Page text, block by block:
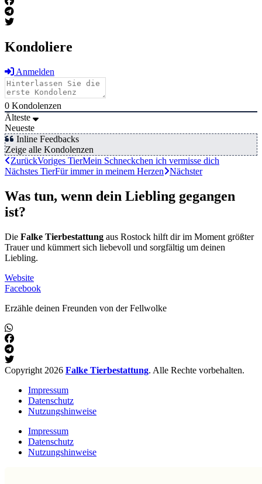
Kondoliere
Anmelden
0 Kondolenzen
Älteste
Neueste
Inline Feedbacks
Zeige alle Kondolenzen
ZurückVoriges TierMein Schneckchen ich vermisse dich
Nächstes TierFür immer in meinem Herzen Nächster
Was tun, wenn dein Liebling gegangen
ist?
Die Falke Tierbestattung aus Rostock hilft dir im Moment größter
Trauer und kümmert sich liebevoll und sorgfältig um deinen
Liebling.
Website
Facebook
Erzähle deinen Freunden von der Fellwolke
Copyright 2026 Falke Tierbestattung. Alle Rechte vorbehalten.
Impressum
Datenschutz
Nutzungshinweise
Impressum
Datenschutz
Nutzungshinweise